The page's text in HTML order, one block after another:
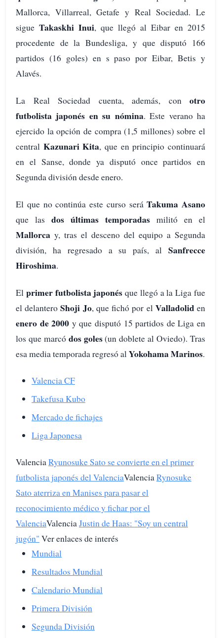
Mallorca, Villarreal, Getafe y Real Sociedad. Le
sigue Takaskhi Inui, que llegó al Eibar en 2015
procedente de la Bundesliga, y que disputó 166
partidos (16 goles) en s paso por Eibar, Betis y
Alavés.
La Real Sociedad cuenta, además, con otro
futbolista japonés en su nómina. Este verano ha
ejercido la opción de compra (1,5 millones) sobre el
central Kazunari Kita, que en principio continuará
en el Sanse, donde ya disputó once partidos en
Segunda división desde enero.
El que no continúa este curso seráTakuma Asano
que las dos últimas temporadas militó en el
Mallorca y, tras el desceno del equipo a Segunda
división, ha regresado a su país, al Sanfrecce
Hiroshima.
El primer futbolista japonés que llegó a la Liga fue
el delanteroShoji Jo, que fichó por el Valladoliden
enero de 2000 y que disputó 15 partidos de Liga en
los que marcó dos goles(un doblete al Oviedo). Tras
esa media temporada regresó alYokohama Marinos.
Valencia CF
Takefusa Kubo
Mercado de fichajes
Liga Japonesa
ValenciaRyunosuke Sato se convierte en el primer
futbolista japonés del ValenciaValenciaRynosuke
Sato aterriza en Manises para pasar el
reconocimiento médico y fichar por el
ValenciaValenciaJustin de Haas: "Soy un central
jugón" Ver enlaces de interés
Mundial
Resultados Mundial
Calendario Mundial
Primera División
Segunda División